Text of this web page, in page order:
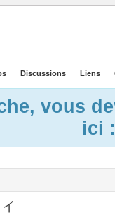
Discussions Liens
vous
ici